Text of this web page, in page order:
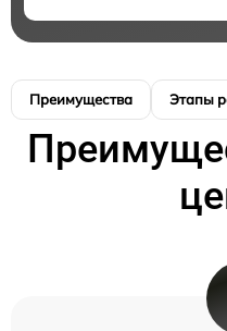
Преимущества Этапы